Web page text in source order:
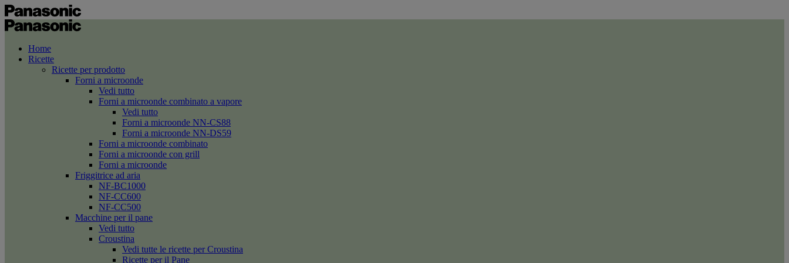
Home
Ricette
Ricette per prodotto
Forni a microonde
Vedi tutto
Forni a microonde combinato a vapore
Vedi tutto
Forni a microonde NN-CS88
Forni a microonde NN-DS59
Forni a microonde combinato
Forni a microonde con grill
Forni a microonde
Friggitrice ad aria
NF-BC1000
NF-CC600
NF-CC500
Macchine per il pane
Vedi tutto
Croustina
Vedi tutte le ricette per Croustina
Ricette per il Pane